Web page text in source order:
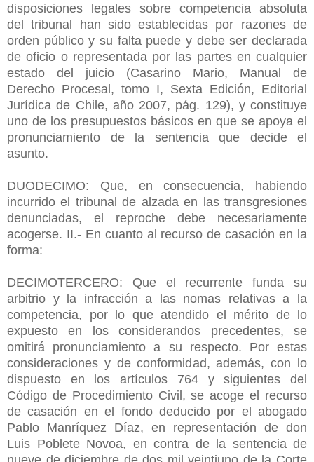
disposiciones legales sobre competencia absoluta
del tribunal han sido establecidas por razones de
orden público y su falta puede y debe ser declarada
de oficio o representada por las partes en cualquier
estado del juicio (Casarino Mario, Manual de
Derecho Procesal, tomo I, Sexta Edición, Editorial
Jurídica de Chile, año 2007, pág. 129), y constituye
uno de los presupuestos básicos en que se apoya el
pronunciamiento de la sentencia que decide el
asunto.
DUODECIMO: Que, en consecuencia, habiendo
incurrido el tribunal de alzada en las transgresiones
denunciadas, el reproche debe necesariamente
acogerse. II.- En cuanto al recurso de casación en la
forma:
DECIMOTERCERO: Que el recurrente funda su
arbitrio y la infracción a las nomas relativas a la
competencia, por lo que atendido el mérito de lo
expuesto en los considerandos precedentes, se
omitirá pronunciamiento a su respecto. Por estas
consideraciones y de conformidad, además, con lo
dispuesto en los artículos 764 y siguientes del
Código de Procedimiento Civil, se acoge el recurso
de casación en el fondo deducido por el abogado
Pablo Manríquez Díaz, en representación de don
Luis Poblete Novoa, en contra de la sentencia de